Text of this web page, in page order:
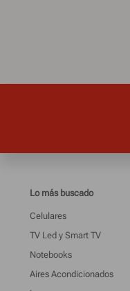
Lo más buscado
Celulares
TV Led y Smart TV
Notebooks
Aires Acondicionados